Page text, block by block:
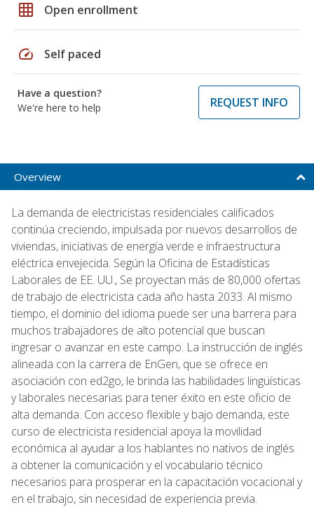
grid_on Open enrollment
speed Self paced
Have a question?
We're here to help
REQUEST INFO
Overview
La demanda de electricistas residenciales calificados
continúa creciendo, impulsada por nuevos desarrollos de
viviendas, iniciativas de energía verde e infraestructura
eléctrica envejecida. Según la Oficina de Estadísticas
Laborales de EE. UU., Se proyectan más de 80,000 ofertas
de trabajo de electricista cada año hasta 2033. Al mismo
tiempo, el dominio del idioma puede ser una barrera para
muchos trabajadores de alto potencial que buscan
ingresar o avanzar en este campo. La instrucción de inglés
alineada con la carrera de EnGen, que se ofrece en
asociación con ed2go, le brinda las habilidades lingüísticas
y laborales necesarias para tener éxito en este oficio de
alta demanda. Con acceso flexible y bajo demanda, este
curso de electricista residencial apoya la movilidad
económica al ayudar a los hablantes no nativos de inglés
a obtener la comunicación y el vocabulario técnico
necesarios para prosperar en la capacitación vocacional y
en el trabajo, sin necesidad de experiencia previa.